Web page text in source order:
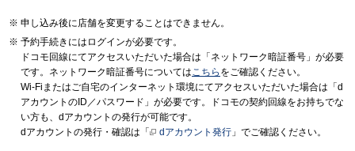
申し込み後に店舗を変更することはできません。
予約手続きにはログインが必要です。
ドコモ回線にてアクセスいただいた場合は「ネットワーク暗証番号」が必要
です。ネットワーク暗証番号についてはこちら をご確認ください。
Wi-Fiまたはご自宅のインターネット環境にてアクセスいただいた場合は「d
アカウントのID／パスワード」が必要です。ドコモの契約回線をお持ちでな
い方も、dアカウントの発行が可能です。
dアカウントの発行・確認は「
dアカウント発行 」でご確認ください。